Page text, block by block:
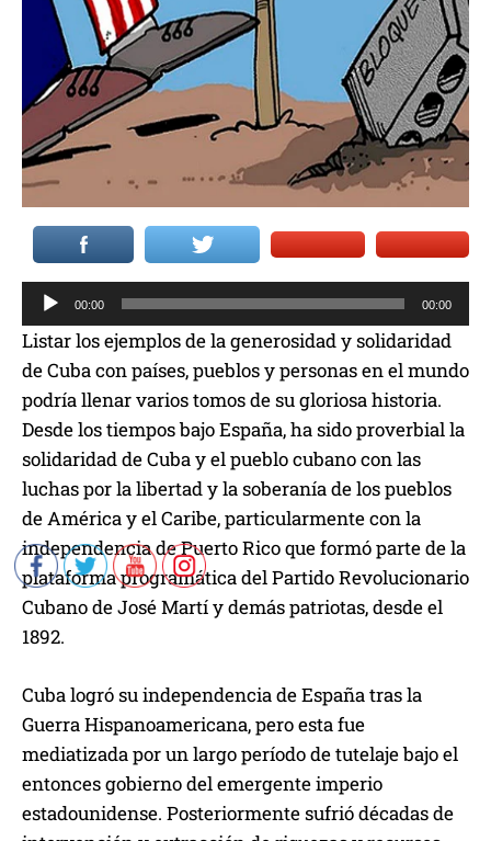
e
p
r
o
d
u
c
t
o
r
d
e
u
d
i
o
00:00 00:00
Listar los ejemplos de la generosidad y solidaridad
de Cuba con países, pueblos y personas en el mundo
podría llenar varios tomos de su gloriosa historia.
Desde los tiempos bajo España, ha sido proverbial la
solidaridad de Cuba y el pueblo cubano con las
luchas por la libertad y la soberanía de los pueblos
de América y el Caribe, particularmente con la
independencia de Puerto Rico que formó parte de la
plataforma programática del Partido Revolucionario
Cubano de José Martí y demás patriotas, desde el
1892.
Cuba logró su independencia de España tras la
Guerra Hispanoamericana, pero esta fue
mediatizada por un largo período de tutelaje bajo el
entonces gobierno del emergente imperio
estadounidense. Posteriormente sufrió décadas de